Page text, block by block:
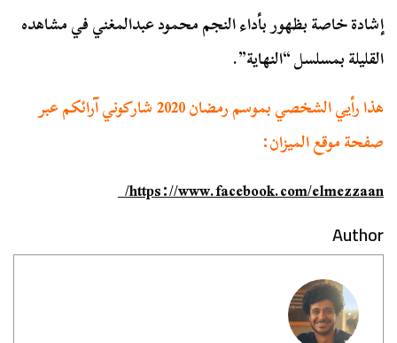
إشادة خاصة بظهور بأداء النجم محمود عبدالمغني في مشاهده
القليلة بمسلسل “النهاية”.
هذا رأيي الشخصي بموسم رمضان 2020 شاركوني آرائكم عبر
صفحة موقع الميزان:
https://www.facebook.com/elmezzaan/
Author